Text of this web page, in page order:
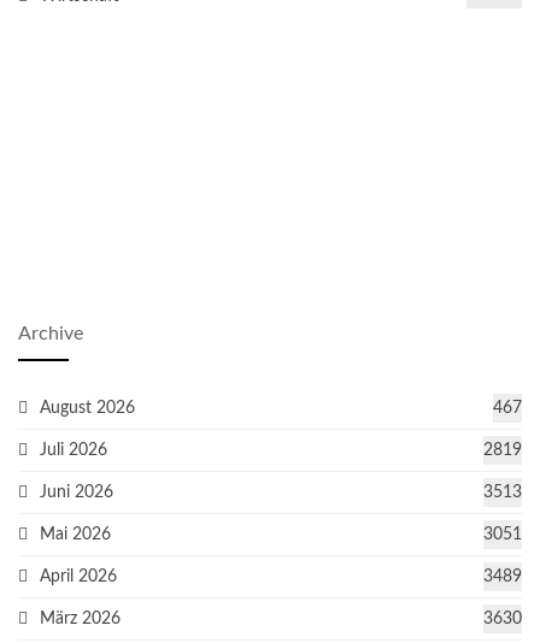
Archive
August 2026 467
Juli 2026 2819
Juni 2026 3513
Mai 2026 3051
April 2026 3489
März 2026 3630